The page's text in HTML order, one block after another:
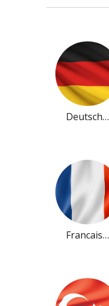
Deutsch…
Francais…